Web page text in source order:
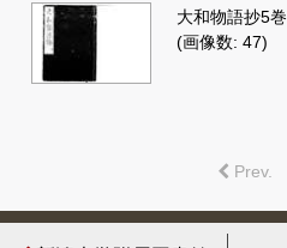
大和物語抄5巻
(画像数: 47)
Prev.